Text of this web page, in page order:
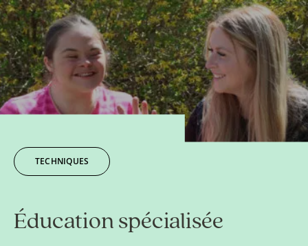
TECHNIQUES
Éducation spécialisée